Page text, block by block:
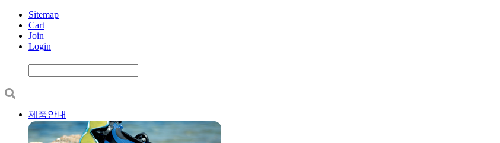
Sitemap
Cart
Join
Login
제품안내